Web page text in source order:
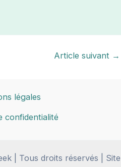
Article suivant →
légales
confidentialité
| Tous droits réservés | Site